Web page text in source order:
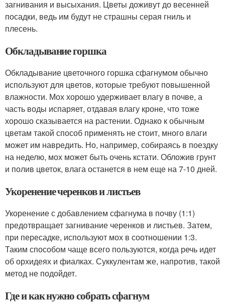
загнивания и высыхания. Цветы доживут до весенней
посадки, ведь им будут не страшны серая гниль и
плесень.
Обкладывание горшка
Обкладывание цветочного горшка сфагнумом обычно
используют для цветов, которые требуют повышенной
влажности. Мох хорошо удерживает влагу в почве, а
часть воды испаряет, отдавая влагу кроне, что тоже
хорошо сказывается на растении. Однако к обычным
цветам такой способ применять не стоит, много влаги
может им навредить. Но, например, собираясь в поездку
на неделю, мох может быть очень кстати. Обложив грунт
и полив цветок, влага останется в нем еще на 7-10 дней.
Укоренение черенков и листьев
Укоренение с добавлением сфагнума в почву (1:1)
предотвращает загнивание черенков и листьев. Затем,
при пересадке, используют мох в соотношении 1:3.
Таким способом чаще всего пользуются, когда речь идет
об орхидеях и фиалках. Суккулентам же, напротив, такой
метод не подойдет.
Где и как нужно собрать сфагнум